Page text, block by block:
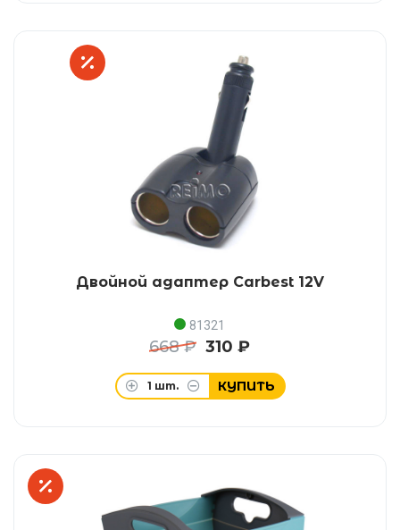
Двойной адаптер Carbest 12V
81321
668 ₽ 310 ₽
1 шт. КУПИТЬ